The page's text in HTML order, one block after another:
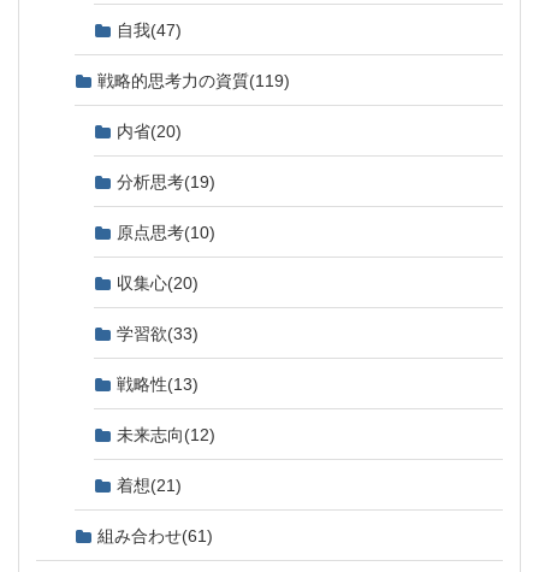
自我(47)
戦略的思考力の資質(119)
内省(20)
分析思考(19)
原点思考(10)
収集心(20)
学習欲(33)
戦略性(13)
未来志向(12)
着想(21)
組み合わせ(61)